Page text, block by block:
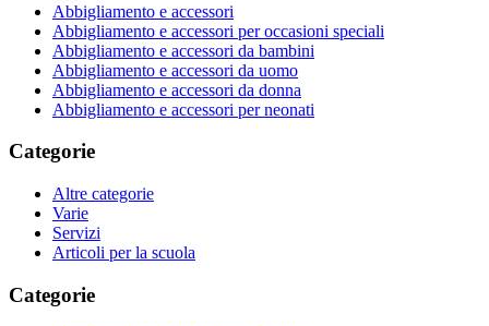
Abbigliamento e accessori
Abbigliamento e accessori per occasioni speciali
Abbigliamento e accessori da bambini
Abbigliamento e accessori da uomo
Abbigliamento e accessori da donna
Abbigliamento e accessori per neonati
Categorie
Altre categorie
Varie
Servizi
Articoli per la scuola
Categorie